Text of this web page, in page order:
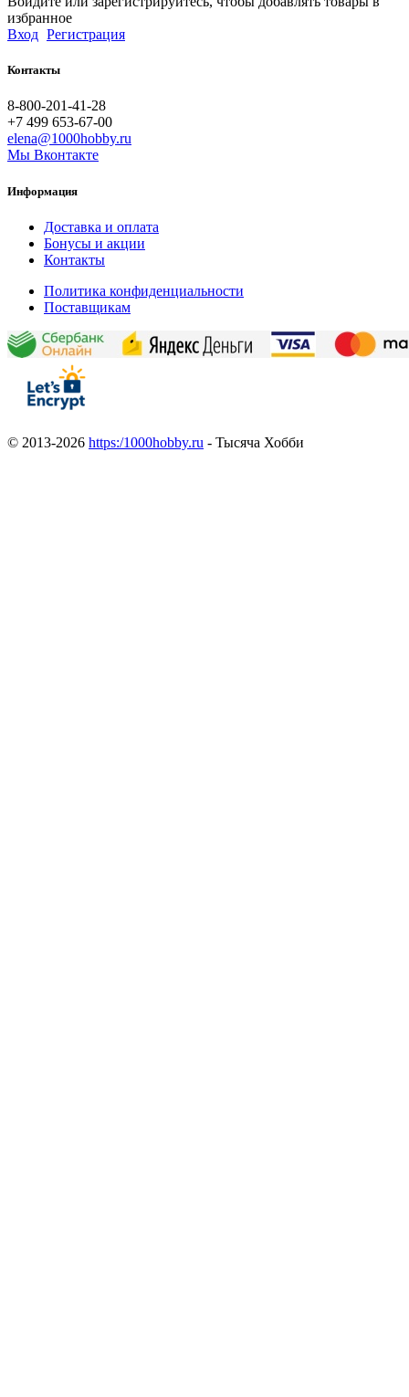
избранное
Вход Регистрация
Контакты
8-800-201-41-28
+7 499 653-67-00
elena@1000hobby.ru
Мы Вконтакте
Информация
Доставка и оплата
Бонусы и акции
Контакты
Политика конфиденциальности
Поставщикам
© 2013-2026 https:/1000hobby.ru - Тысяча Хобби